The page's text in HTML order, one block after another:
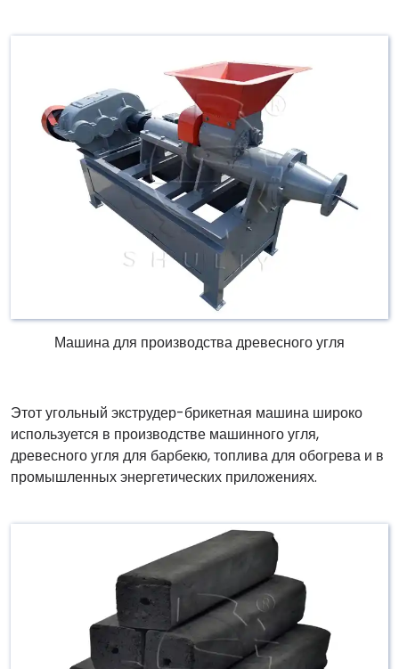
Машина для производства древесного угля
Этот угольный экструдер-брикетная машина широко
используется в производстве машинного угля,
древесного угля для барбекю, топлива для обогрева и в
промышленных энергетических приложениях.